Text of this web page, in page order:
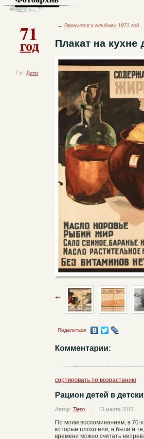
71
год
Тэг: Дети
← Вернутся к альбому 1971 год
Плакат на кухне
Поделиться
Комментарии:
сортировать по возрастанию
Рацион детей в
Автор: Tiero 13 марта 2012
По моим воспоминаниям, в 70-х
которые плохо ели, а были и
времени можно считать